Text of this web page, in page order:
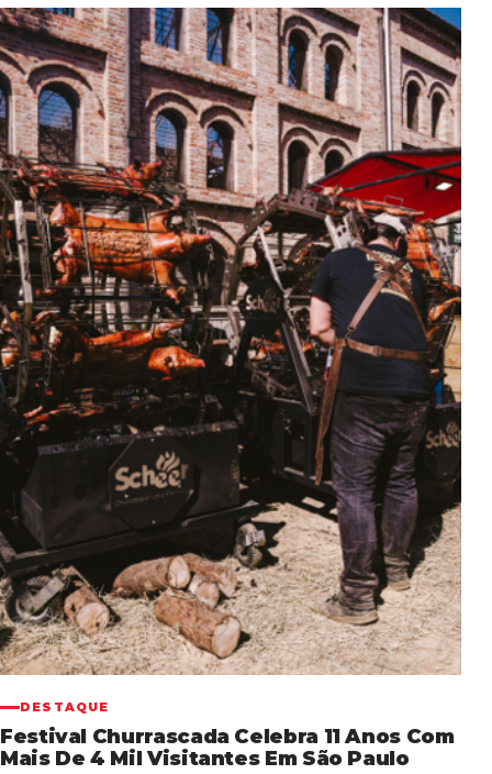
DESTAQUE
Festival Churrascada Celebra 11 Anos Com
Mais De 4 Mil Visitantes Em São Paulo